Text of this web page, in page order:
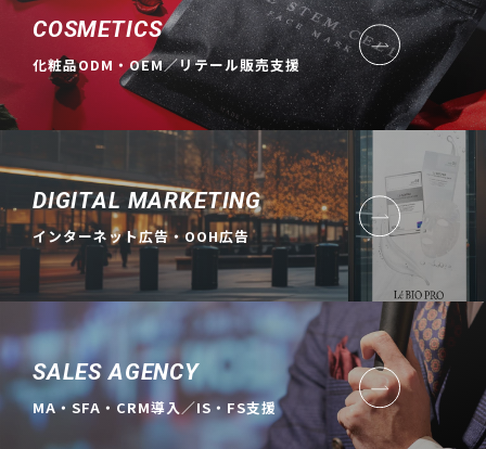
COSMETICS
化粧品ODM・OEM／リテール販売支援
DIGITAL MARKETING
インターネット広告・OOH広告
SALES AGENCY
MA・SFA・CRM導入／IS・FS支援